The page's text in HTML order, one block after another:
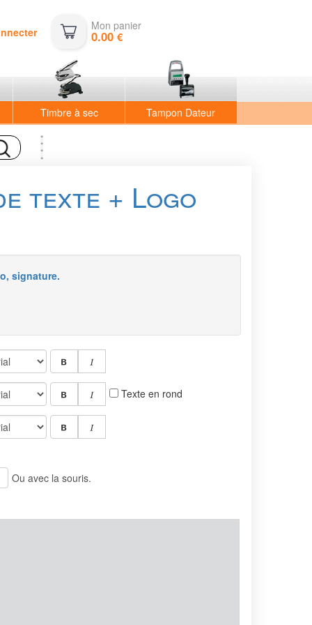
Mon panier
0.00€
Timbre à sec Tampon Dateur
texte + Logo
signature.
Texte en rond
Ou avec la souris.